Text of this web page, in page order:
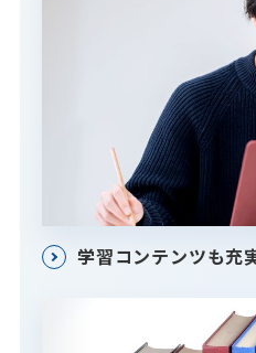
学習コンテンツも充